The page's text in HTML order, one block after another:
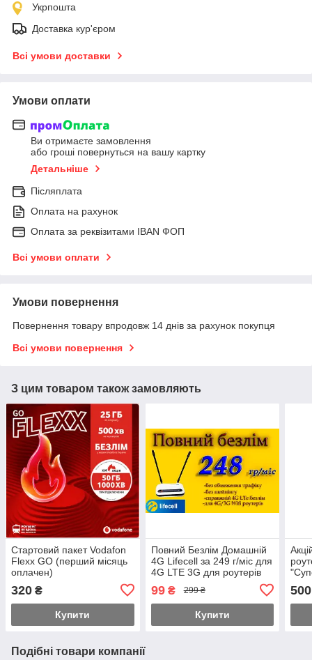
Укрпошта
Доставка кур'єром
Всі умови доставки
Умови оплати
Ви отримаєте замовлення
або гроші повернуться на вашу картку
Детальніше
Післяплата
Оплата на рахунок
Оплата за реквізитами IBAN ФОП
Всі умови оплати
Умови повернення
Повернення товару впродовж 14 днів за рахунок покупця
Всі умови повернення
З цим товаром також замовляють
Стартовий пакет Vodafon
Flexx GO (перший місяць
оплачен)
320 ₴
Купити
Повний Безлім Домашній
4G Lifecell за 249 г/міс для
4G LTE 3G для роутерів
швидкості!
99₴ 299 ₴
Купити
500
Подібні товари компанії